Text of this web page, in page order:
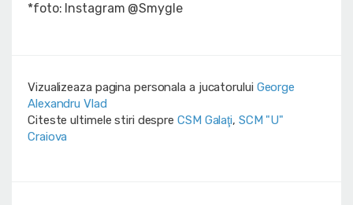
*foto: Instagram @Smygle
Vizualizeaza pagina personala a jucatorului George
Alexandru Vlad
Citeste ultimele stiri despre CSM Galaţi, SCM "U"
Craiova